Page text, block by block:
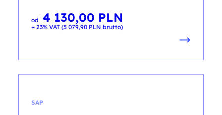
od 4 130,00 PLN
+ 23% VAT (5 079,90 PLN brutto)
SAP